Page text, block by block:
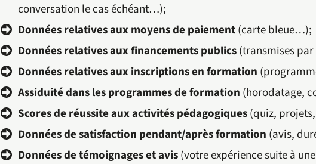
conversation le cas échéant…);
Données relatives aux moyens de paiement(carte bleue…);
Données relatives aux financements publics(transmises par
Données relatives aux inscriptions en formation
Assiduité dans les programmes de formation (horodatage,
Scores de réussite aux activités pédagogiques(quiz,
Données de satisfaction pendant/après formation (avis,
Données de témoignages et avis(votre expérience suite à